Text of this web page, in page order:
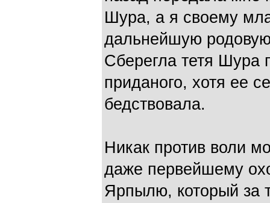
Шура, а я своему
дальнейшую
Сберегла тетя Шура
приданого, хотя ее
бедствовала.
Никак против воли
даже первейшему
Ярпылю, который за